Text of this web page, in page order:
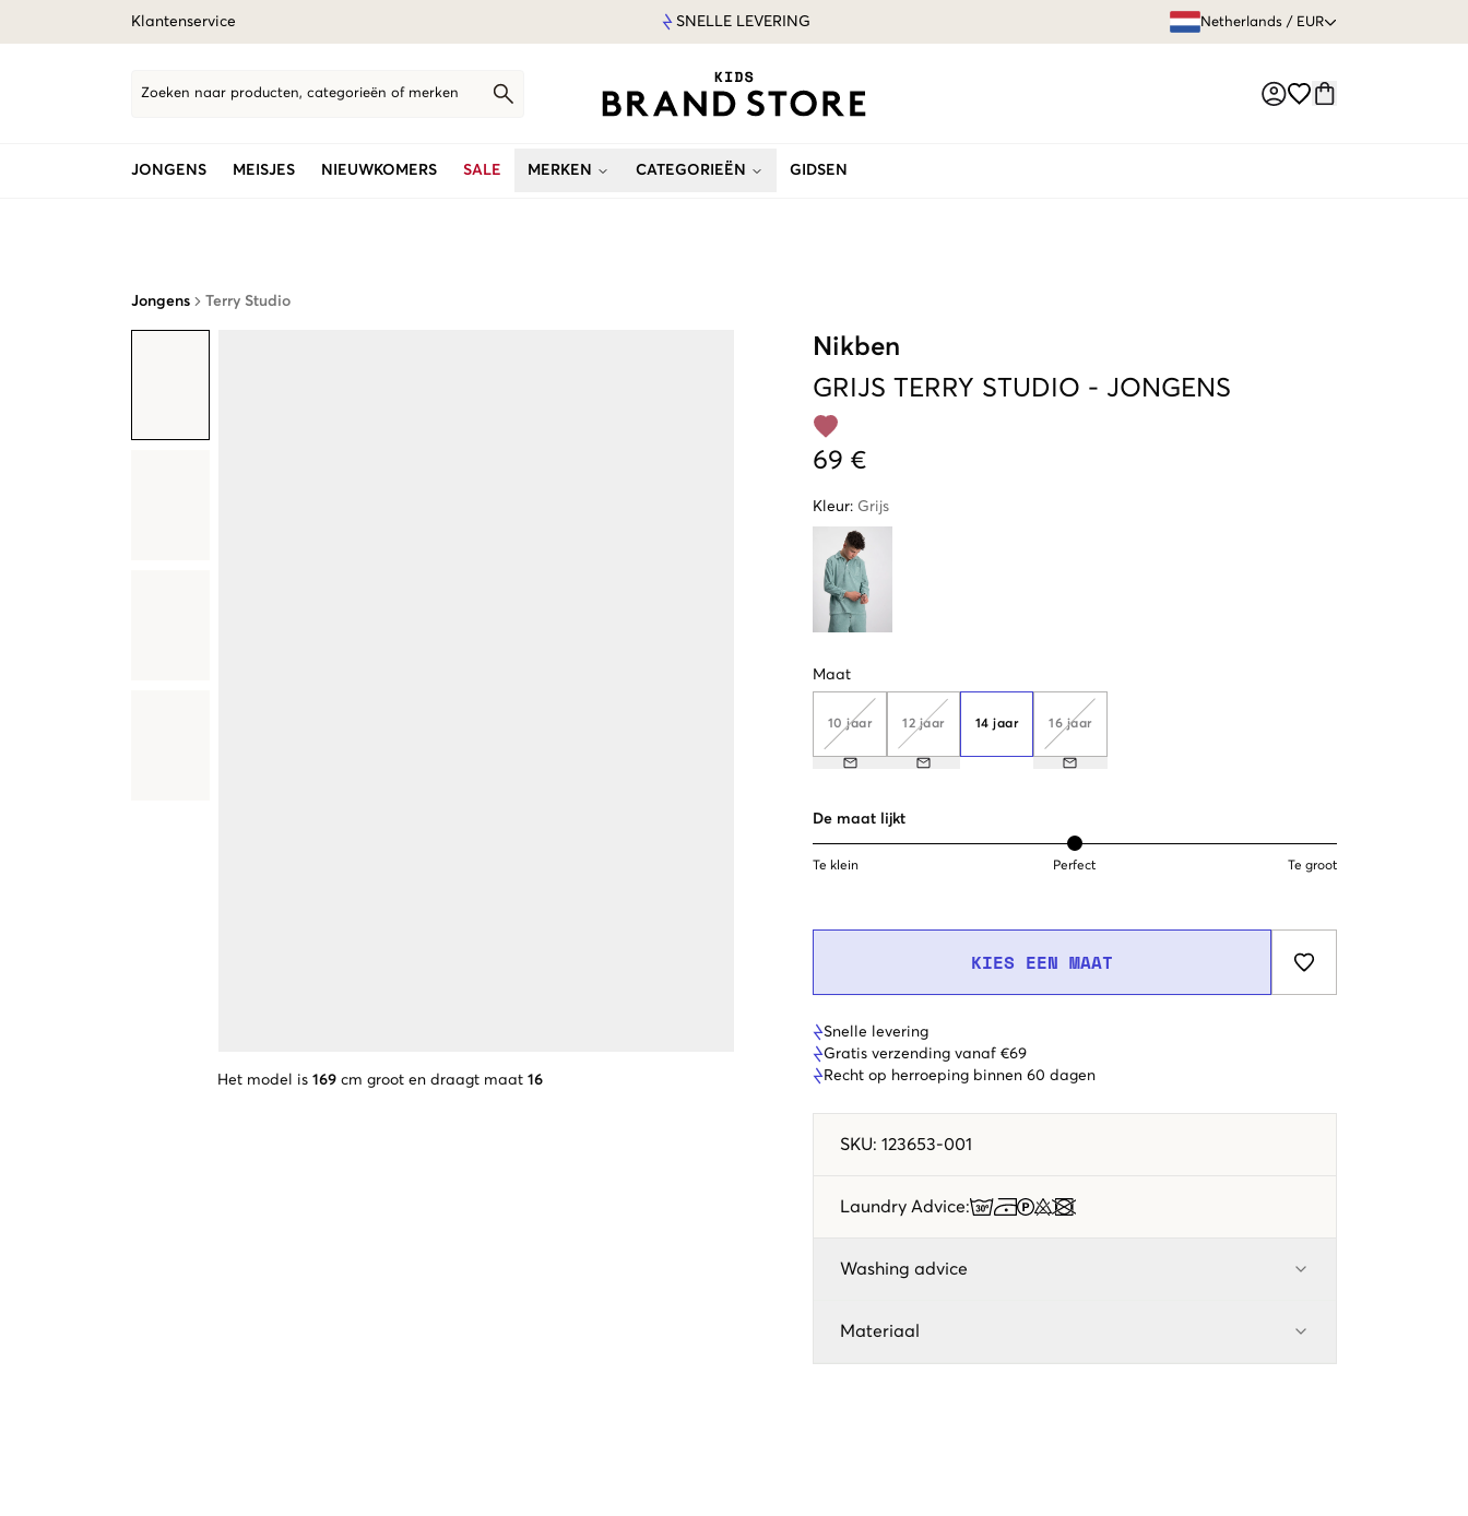
Klantenservice SNELLE LEVERING Netherlands / EUR
Zoeken naar producten, categorieën of merken
JONGENS MEISJES NIEUWKOMERS SALE MERKEN CATEGORIEËN GIDSEN
Jongens Terry Studio
Het model is 169 cm groot en draagt maat 16
Nikben
GRIJS TERRY STUDIO - JONGENS
69 €
Kleur: Grijs
Maat
10 jaar 12 jaar 14 jaar 16 jaar
De maat lijkt
Te klein Perfect Te groot
KIES EEN MAAT
Snelle levering
Gratis verzending vanaf €69
Recht op herroeping binnen 60 dagen
SKU: 123653-001
Laundry Advice:
Washing advice
Materiaal